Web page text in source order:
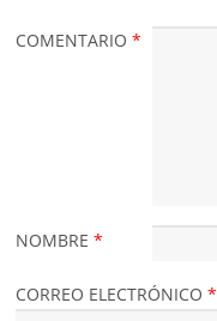
COMENTARIO*
NOMBRE*
CORREO ELECTRÓNICO*